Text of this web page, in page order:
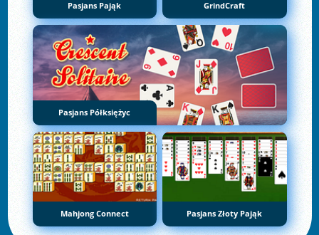
Pasjans Pająk GrindCraft
Pasjans Półksiężyc
Mahjong Connect Pasjans Złoty Pająk